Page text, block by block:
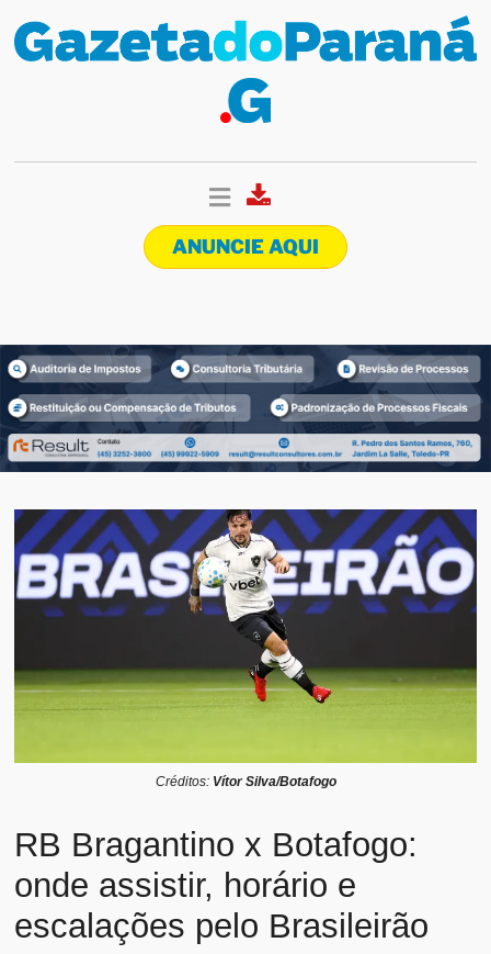
ANUNCIE AQUI
Créditos: Vítor Silva/Botafogo
RB Bragantino x Botafogo:
onde assistir, horário e
escalações pelo Brasileirão